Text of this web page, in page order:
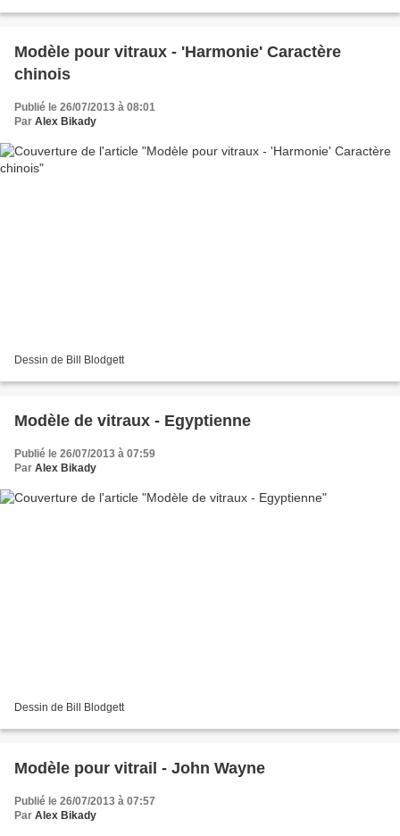
Modèle pour vitraux - 'Harmonie' Caractère
chinois
Publié le 26/07/2013 à 08:01
Par Alex Bikady
Dessin de Bill Blodgett
Modèle de vitraux - Egyptienne
Publié le 26/07/2013 à 07:59
Par Alex Bikady
Dessin de Bill Blodgett
Modèle pour vitrail - John Wayne
Publié le 26/07/2013 à 07:57
Par Alex Bikady